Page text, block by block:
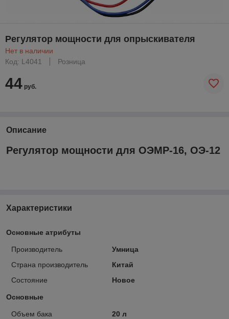
Регулятор мощности для опрыскивателя
Нет в наличии
Код: L4041
Розница
44 руб.
Описание
Регулятор мощности для ОЭМР-16, ОЭ-12
Характеристики
Основные атрибуты
Производитель
Умница
Страна производитель
Китай
Состояние
Новое
Основные
Объем бака 20 л